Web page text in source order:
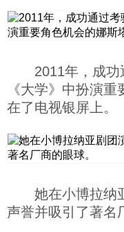
2011年，成
《大学》中扮演
在了电视银屏上。
她在小博拉纳
声誉并吸引了著名